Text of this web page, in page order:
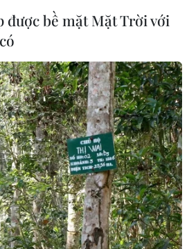
lại chiến dịch quân sự
được bề mặt Mặt Trời với